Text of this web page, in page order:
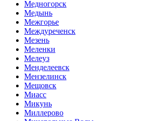
Медногорск
Медынь
Межгорье
Междуреченск
Мезень
Меленки
Мелеуз
Менделеевск
Мензелинск
Мещовск
Миасс
Микунь
Миллерово